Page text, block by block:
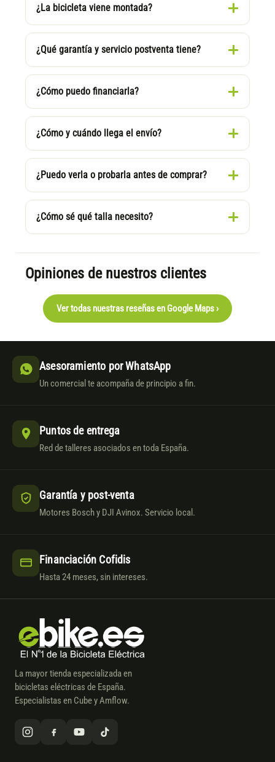
¿La bicicleta viene montada?
¿Qué garantía y servicio postventa tiene?
¿Cómo puedo financiarla?
¿Cómo y cuándo llega el envío?
¿Puedo verla o probarla antes de comprar?
¿Cómo sé qué talla necesito?
Opiniones de nuestros clientes
Ver todas nuestras reseñas en Google Maps ›
Asesoramiento por WhatsApp
Un comercial te acompaña de principio a fin.
Puntos de entrega
Red de talleres asociados en toda España.
Garantía y post-venta
Motores Bosch y DJI Avinox. Servicio local.
Financiación Cofidis
Hasta 24 meses, sin intereses.
La mayor tienda especializada en
bicicletas eléctricas de España.
Especialistas en Cube y Amflow.